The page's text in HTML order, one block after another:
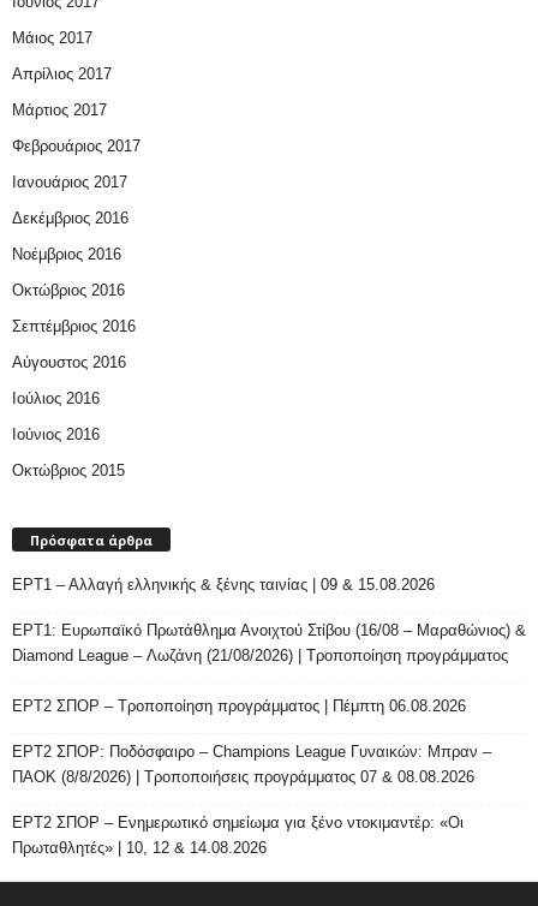
Μάιος 2017
Απρίλιος 2017
Μάρτιος 2017
Φεβρουάριος 2017
Ιανουάριος 2017
Δεκέμβριος 2016
Νοέμβριος 2016
Οκτώβριος 2016
Σεπτέμβριος 2016
Αύγουστος 2016
Ιούλιος 2016
Ιούνιος 2016
Οκτώβριος 2015
Πρόσφατα άρθρα
ΕΡΤ1 – Αλλαγή ελληνικής & ξένης ταινίας | 09 & 15.08.2026
ΕΡΤ1: Ευρωπαϊκό Πρωτάθλημα Ανοιχτού Στίβου (16/08 – Μαραθώνιος) &
Diamond League – Λωζάνη (21/08/2026) | Τροποποίηση προγράμματος
ΕΡΤ2 ΣΠΟΡ – Τροποποίηση προγράμματος | Πέμπτη 06.08.2026
ΕΡΤ2 ΣΠΟΡ: Ποδόσφαιρο – Champions League Γυναικών: Μπραν –
ΠΑΟΚ (8/8/2026) | Τροποποιήσεις προγράμματος 07 & 08.08.2026
ΕΡΤ2 ΣΠΟΡ – Ενημερωτικό σημείωμα για ξένο ντοκιμαντέρ: «Οι
Πρωταθλητές» | 10, 12 & 14.08.2026